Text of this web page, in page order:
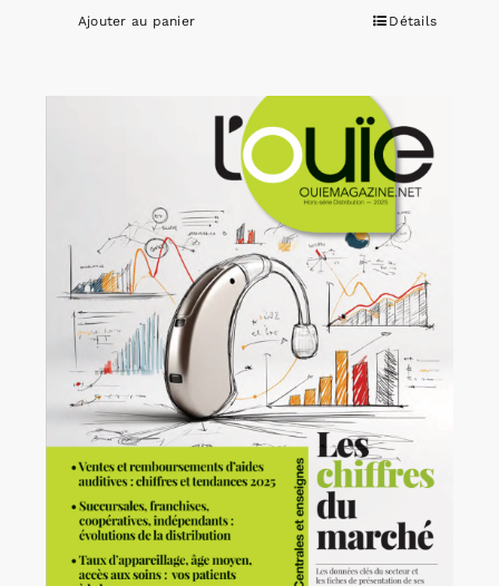
Ajouter au panier Détails